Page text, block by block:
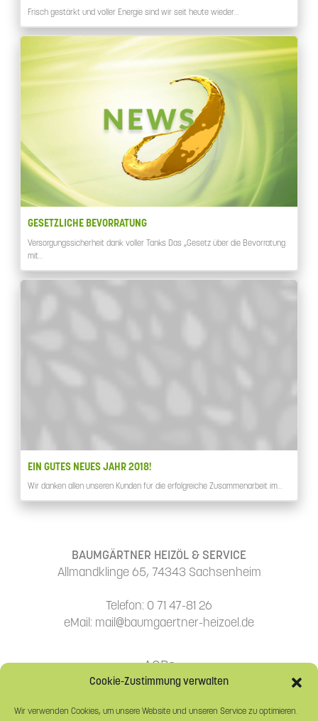
Cookie-Zustimmung verwalten
Wir verwenden Cookies, um unsere Website und unseren Service zu optimieren.
Frisch gestärkt und voller Energie sind wir seit heute wieder…
GESETZLICHE BEVORRATUNG
Versorgungssicherheit dank voller Tanks Das „Gesetz über die Bevorratung
mit…
EIN GUTES NEUES JAHR 2018!
Wir danken allen unseren Kunden für die erfolgreiche Zusammenarbeit im…
BAUMGÄRTNER HEIZÖL & SERVICE
Allmandklinge 65, 74343 Sachsenheim
Telefon: 0 71 47-81 26
eMail: mail@baumgaertner-heizoel.de
AGBs